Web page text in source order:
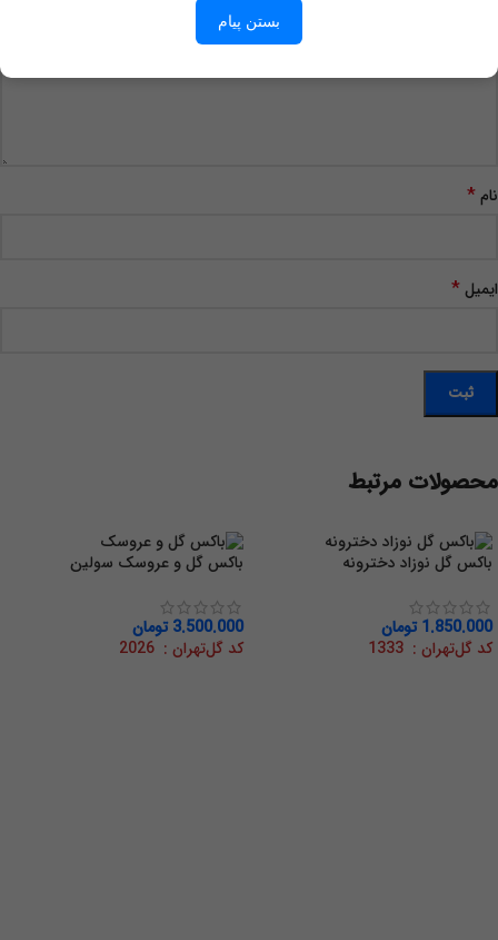
نام*
ایمیل*
محصولات مرتبط
باکس گل نوزاد دخترونه
1.850.000 تومان
کد گل‌تهران : 1333
باکس گل و عروسک سولین
3.500.000 تومان
کد گل‌تهران : 2026
بستن پیام